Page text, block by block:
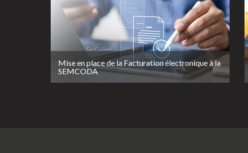
Mise en place de la Facturation électronique à la
SEMCODA